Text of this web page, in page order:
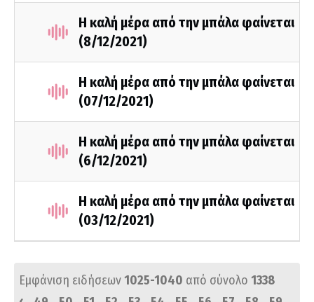
Η καλή μέρα από την μπάλα φαίνεται
(8/12/2021)
Η καλή μέρα από την μπάλα φαίνεται
(07/12/2021)
Η καλή μέρα από την μπάλα φαίνεται
(6/12/2021)
Η καλή μέρα από την μπάλα φαίνεται
(03/12/2021)
Εμφάνιση ειδήσεων1025-1040 από σύνολο 1338